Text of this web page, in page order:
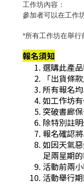
工作坊內容：
參加者可以在工作
*所有工作坊在舉
報名須知
選購此產
「出貨條
所有報名
如工作坊
突破書廊
除特別註
報名確認
如因天氣
足兩星期
活動前兩
活動舉行